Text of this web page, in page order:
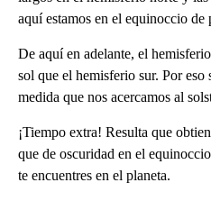
aquí estamos en el equinoccio de
De aquí en adelante, el
sol que el hemisferio sur. Por eso
medida que nos acercamos al
¡Tiempo extra! Resulta que
que de oscuridad en el
te encuentres en el planeta.